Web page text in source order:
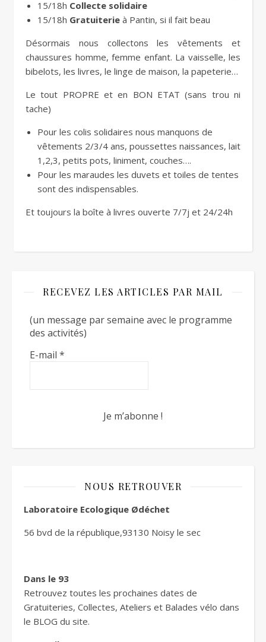
15/18h Collecte solidaire
15/18h Gratuiterie à Pantin, si il fait beau
Désormais nous collectons les vêtements et
chaussures homme, femme enfant. La vaisselle, les
bibelots, les livres, le linge de maison, la papeterie…
Le tout PROPRE et en BON ETAT (sans trou ni
tache)
Pour les colis solidaires nous manquons de
vêtements 2/3/4 ans, poussettes naissances, lait
1,2,3, petits pots, liniment, couches….
Pour les maraudes les duvets et toiles de tentes
sont des indispensables.
Et toujours la boîte à livres ouverte 7/7j et 24/24h
RECEVEZ LES ARTICLES PAR MAIL
(un message par semaine avec le programme
des activités)
E-mail *
NOUS RETROUVER
Laboratoire Ecologique Ødéchet
56 bvd de la république,93130 Noisy le sec
Dans le 93
Retrouvez toutes les prochaines dates de
Gratuiteries, Collectes, Ateliers et Balades vélo dans
le BLOG du site.